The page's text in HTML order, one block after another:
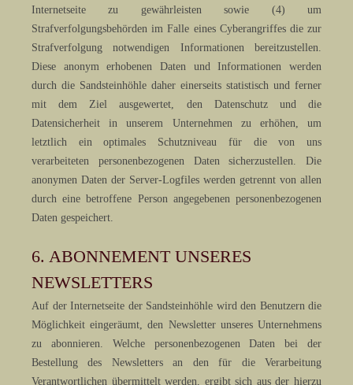
Internetseite zu gewährleisten sowie (4) um
Strafverfolgungsbehörden im Falle eines Cyberangriffes die zur
Strafverfolgung notwendigen Informationen bereitzustellen.
Diese anonym erhobenen Daten und Informationen werden
durch die Sandsteinhöhle daher einerseits statistisch und ferner
mit dem Ziel ausgewertet, den Datenschutz und die
Datensicherheit in unserem Unternehmen zu erhöhen, um
letztlich ein optimales Schutzniveau für die von uns
verarbeiteten personenbezogenen Daten sicherzustellen. Die
anonymen Daten der Server-Logfiles werden getrennt von allen
durch eine betroffene Person angegebenen personenbezogenen
Daten gespeichert.
6. ABONNEMENT UNSERES
NEWSLETTERS
Auf der Internetseite der Sandsteinhöhle wird den Benutzern die
Möglichkeit eingeräumt, den Newsletter unseres Unternehmens
zu abonnieren. Welche personenbezogenen Daten bei der
Bestellung des Newsletters an den für die Verarbeitung
Verantwortlichen übermittelt werden, ergibt sich aus der hierzu